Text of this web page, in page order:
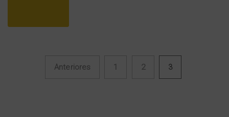
Navegación de entradas
Anteriores 1 2 3